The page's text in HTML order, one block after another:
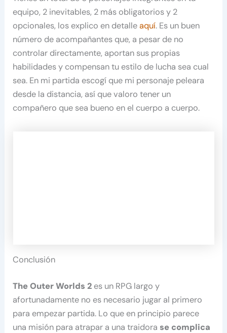
equipo, 2 inevitables, 2 más obligatorios y 2
opcionales, los explico en detalleaquí. Es un buen
número de acompañantes que, a pesar de no
controlar directamente, aportan sus propias
habilidades y compensan tu estilo de lucha sea cual
sea. En mi partida escogí que mi personaje peleara
desde la distancia, así que valoro tener un
compañero que sea bueno en el cuerpo a cuerpo.
Conclusión
The Outer Worlds 2 es un RPG largo y
afortunadamente no es necesario jugar al primero
para empezar partida. Lo que en principio parece
una misión para atrapar a una traidorase complica